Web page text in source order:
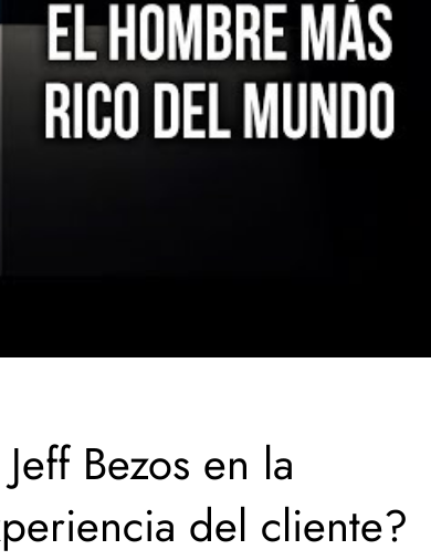
Bezos en la
del cliente?